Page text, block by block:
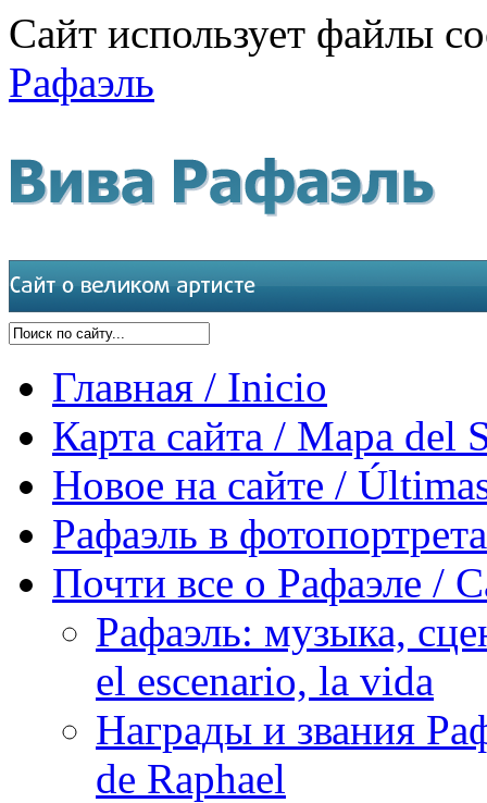
Сайт использует файлы
Рафаэль
Главная / Inicio
Карта сайта / Mapa del
Новое на сайте /
Рафаэль в
Почти все о Рафаэле /
Рафаэль: музыка,
el escenario, la vida
Награды и звания
de Raphael